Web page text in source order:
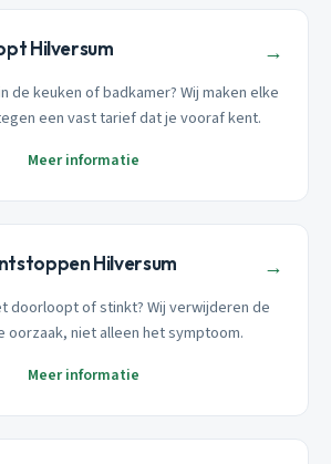
Hilversum →
de keuken of badkamer? Wij maken elke
een vast tarief dat je vooraf kent.
Meer informatie
Hilversum →
doorloopt of stinkt? Wij verwijderen de
oorzaak, niet alleen het symptoom.
Meer informatie